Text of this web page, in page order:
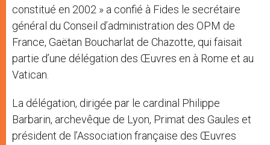
constitué en 2002 » a confié à Fides le secrétaire
général du Conseil d’administration des OPM de
France, Gaëtan Boucharlat de Chazotte, qui faisait
partie d’une délégation des Œuvres en à Rome et au
Vatican.
La délégation, dirigée par le cardinal Philippe
Barbarin, archevêque de Lyon, Primat des Gaules et
président de l’Association française des Œuvres